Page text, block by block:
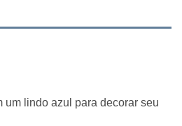
um lindo azul para decorar seu